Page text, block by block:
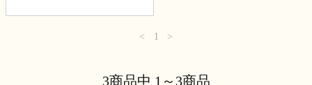
< 1 >
3商品中 1～3商品